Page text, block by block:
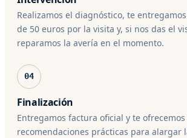
Realizamos el diagnóstico, te
de 50 euros por la visita y, si nos das el
reparamos la avería en el momento.
04
Finalización
Entregamos factura oficial y te ofrecemos
recomendaciones prácticas para alargar